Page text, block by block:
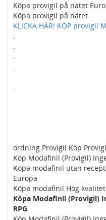
Köpa provigil på nätet
Köpa provigil på nätet
KLICKA HÄR! KÖP provigil
.
.
.
.
.
.
ordning Provigil Köp
Köp Modafinil (Provigil)
Köpa modafinil utan
Europa
Köpa modafinil Hög
Köpa Modafinil (Provigil)
RPG